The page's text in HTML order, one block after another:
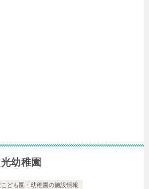
幼稚園
ども園・幼稚園の施設情報